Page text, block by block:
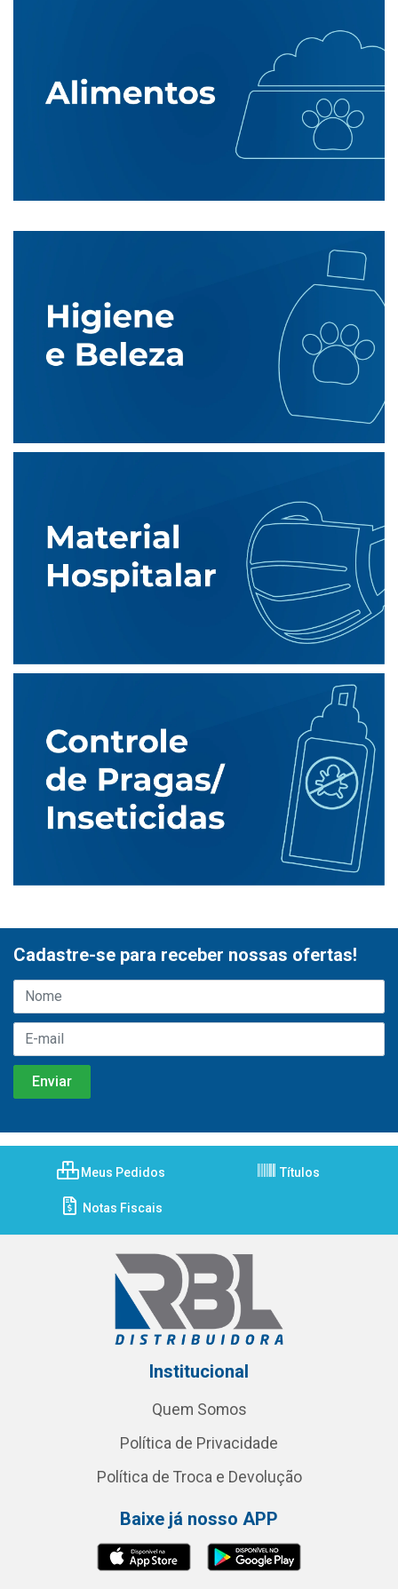
Cadastre-se para receber nossas ofertas!
Meus Pedidos Títulos
Notas Fiscais
Institucional
Quem Somos
Política de Privacidade
Política de Troca e Devolução
Baixe já nosso APP